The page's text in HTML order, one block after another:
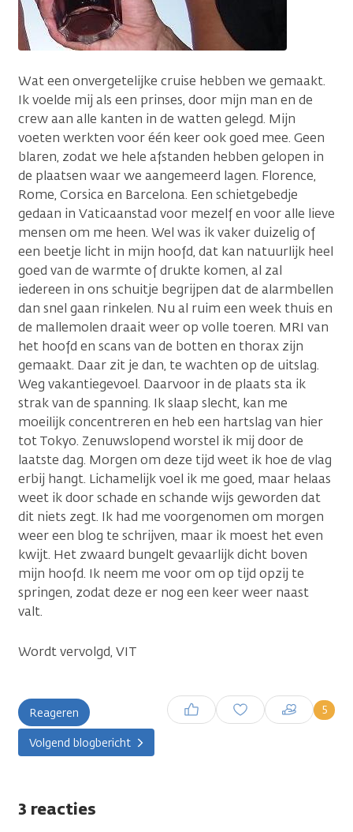
Wat een onvergetelijke cruise hebben we gemaakt.
Ik voelde mij als een prinses, door mijn man en de
crew aan alle kanten in de watten gelegd. Mijn
voeten werkten voor één keer ook goed mee. Geen
blaren, zodat we hele afstanden hebben gelopen in
de plaatsen waar we aangemeerd lagen. Florence,
Rome, Corsica en Barcelona. Een schietgebedje
gedaan in Vaticaanstad voor mezelf en voor alle lieve
mensen om me heen. Wel was ik vaker duizelig of
een beetje licht in mijn hoofd, dat kan natuurlijk heel
goed van de warmte of drukte komen, al zal
iedereen in ons schuitje begrijpen dat de alarmbellen
dan snel gaan rinkelen. Nu al ruim een week thuis en
de mallemolen draait weer op volle toeren. MRI van
het hoofd en scans van de botten en thorax zijn
gemaakt. Daar zit je dan, te wachten op de uitslag.
Weg vakantiegevoel. Daarvoor in de plaats sta ik
strak van de spanning. Ik slaap slecht, kan me
moeilijk concentreren en heb een hartslag van hier
tot Tokyo. Zenuwslopend worstel ik mij door de
laatste dag. Morgen om deze tijd weet ik hoe de vlag
erbij hangt. Lichamelijk voel ik me goed, maar helaas
weet ik door schade en schande wijs geworden dat
dit niets zegt. Ik had me voorgenomen om morgen
weer een blog te schrijven, maar ik moest het even
kwijt. Het zwaard bungelt gevaarlijk dicht boven
mijn hoofd. Ik neem me voor om op tijd opzij te
springen, zodat deze er nog een keer weer naast
valt.
Wordt vervolgd, VIT
Reageren 5
Inloggen om een reactie te
plaatsen
Volgend blogbericht
3 reacties